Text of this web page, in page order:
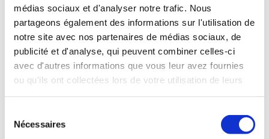
médias sociaux et d'analyser notre trafic. Nous
partageons également des informations sur l'utilisation de
notre site avec nos partenaires de médias sociaux, de
publicité et d'analyse, qui peuvent combiner celles-ci
avec d'autres informations que vous leur avez fournies
ou qu'ils ont collectées lors de votre utilisation de leurs
Nécessaires
Années de permis :2 ans
ASSURANCE
Franchise : 1000 €
Caution :1000 €